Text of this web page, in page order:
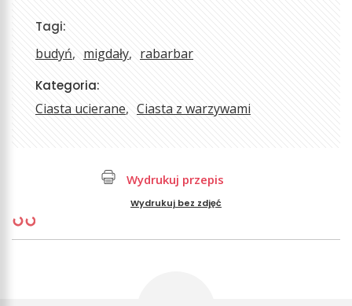
Tagi:
budyń migdały rabarbar
Kategoria:
Ciasta ucierane Ciasta z warzywami
Wydrukuj przepis
Wydrukuj bez zdjęć